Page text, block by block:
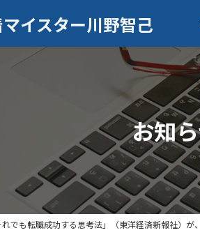
イスター川野智己
お知
でも転職成功する思考法」（東洋経済新報社）が